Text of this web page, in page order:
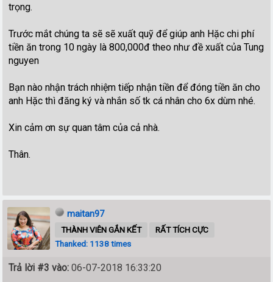
trọng.
Trước mắt chúng ta sẽ sẽ xuất quỹ để giúp anh Hặc chi phí
tiền ăn trong 10 ngày là 800,000đ theo như đề xuất của Tung
nguyen
Bạn nào nhận trách nhiệm tiếp nhận tiền để đóng tiền ăn cho
anh Hặc thì đăng ký và nhắn số tk cá nhân cho 6x dùm nhé.
Xin cảm ơn sự quan tâm của cả nhà.
Thân.
maitan97
THÀNH VIÊN GẮN KẾT
RẤT TÍCH CỰC
Thanked: 1138 times
Trả lời #3 vào: 06-07-2018 16:33:20